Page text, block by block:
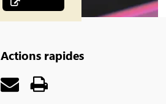
Actions rapides